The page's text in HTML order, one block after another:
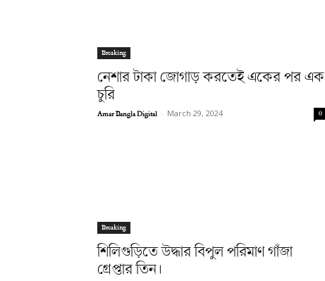
Breaking
নেশার টাকা জোগাড় করতেই একের পর এক
চুরি
Amar Bangla Digital - March 29, 2024 0
Breaking
শিলিগুড়িতে উদ্ধার বিপুল পরিমাণ গাঁজা
গ্রেপ্তার তিন।